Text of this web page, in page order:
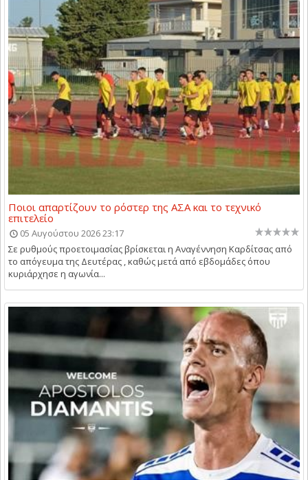
Ποιοι απαρτίζουν το ρόστερ της ΑΣΑ και το τεχνικό
επιτελείο
05 Αυγούστου 2026 23:17
Σε ρυθμούς προετοιμασίας βρίσκεται η Αναγέννηση Καρδίτσας από
το απόγευμα της Δευτέρας , καθώς μετά από εβδομάδες όπου
κυριάρχησε η αγωνία...